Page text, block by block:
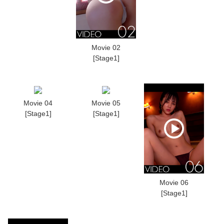
Movie 02
[Stage1]
Movie 04
[Stage1]
Movie 05
[Stage1]
Movie 06
[Stage1]